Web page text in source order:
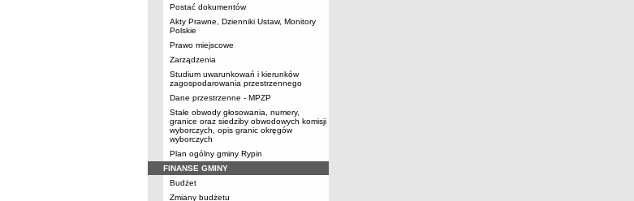
Postać dokumentów
Akty Prawne, Dzienniki Ustaw, Monitory
Polskie
Prawo miejscowe
Zarządzenia
Studium uwarunkowań i kierunków
zagospodarowania przestrzennego
Dane przestrzenne - MPZP
Stałe obwody głosowania, numery,
granice oraz siedziby obwodowych komisji
wyborczych, opis granic okręgów
wyborczych
Plan ogólny gminy Rypin
FINANSE GMINY
Budżet
Zmiany budżetu